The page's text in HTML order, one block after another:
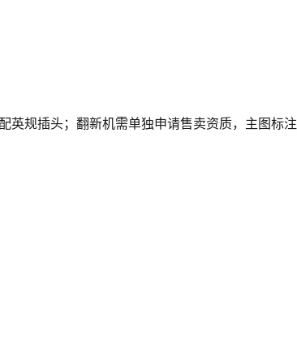
英规插头；翻新机需单独申请售卖资质，主图标注